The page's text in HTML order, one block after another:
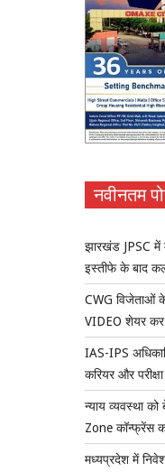
नवीनतम
झारखंड JPSC में
इस्तीफे के बाद
CWG विजेताओं
VIDEO शेयर कर
IAS-IPS
करियर और परीक्षा
न्याय व्यवस्था
Zone कॉन्फ्रेंस
मध्यप्रदेश में